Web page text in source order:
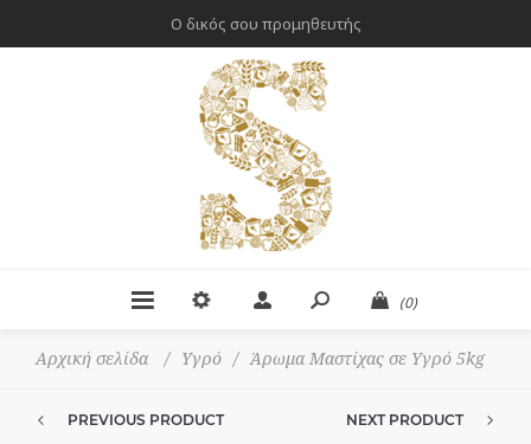
Ο δικός σου προμηθευτής
(0)
Αρχική σελίδα / Υγρό / Άρωμα Μαστίχας σε Υγρό 5kg
PREVIOUS PRODUCT NEXT PRODUCT